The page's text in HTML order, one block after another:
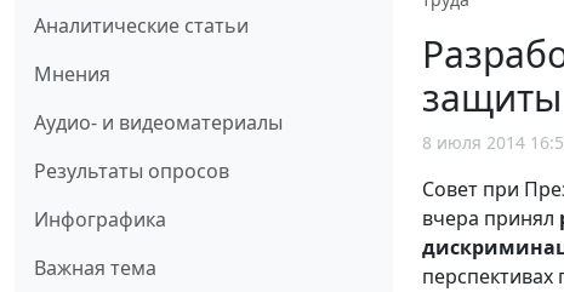
Аналитические статьи
Мнения
Аудио- и видеоматериалы
Результаты опросов
Инфографика
Важная тема
защиты
8 июля 2014
Совет при
вчера принял
перспективах